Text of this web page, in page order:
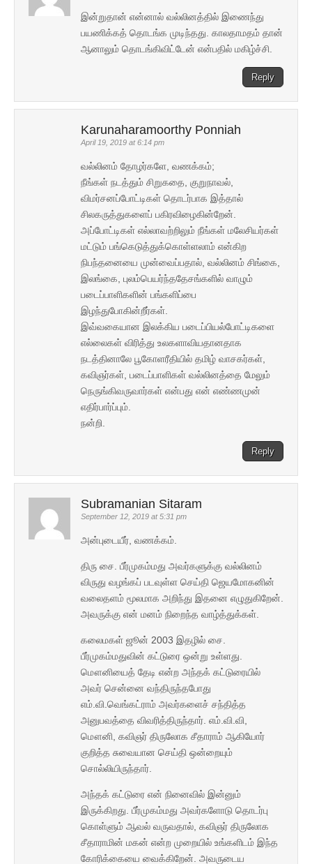
இன்றுதான் என்னால் வல்லினத்தில் இணைந்து
பயணிக்கத் தொடங்க முடிந்தது. காலதாமதம் தான்
ஆனாலும் தொடங்கிவிட்டேன் என்பதில் மகிழ்ச்சி.
Reply
Karunaharamoorthy Ponniah
April 19, 2019 at 6:14 pm
வல்லினம் தோழர்களே, வணக்கம்;
நீங்கள் நடத்தும் சிறுகதை, குறுநாவல்,
விமர்சனப்போட்டிகள் தொடர்பாக இத்தால்
சிலகருத்துகளைப் பகிரவிழைகின்றேன்.
அப்போட்டிகள் எல்லாவற்றிலும் நீங்கள் மலேசியர்கள்
மட்டும் பங்கெடுத்துக்கொள்ளலாம் என்கிற
நிபந்தனையை முன்வைப்பதால், வல்லினம் சிங்கை,
இலங்கை, புலம்பெயர்ந்ததேசங்களில் வாழும்
படைப்பாளிகளின் பங்களிப்பை
இழந்துபோகின்றீர்கள்.
இவ்வகையான இலக்கிய படைப்பியல்போட்டிகளை
எல்லைகள் விரித்து உலகளாவியதானதாக
நடத்தினாலே பூகோளரீதியில் தமிழ் வாசகர்கள்,
கவிஞர்கள், படைப்பாளிகள் வல்லினத்தை மேலும்
நெருங்கிவருவார்கள் என்பது என் எண்ணமுன்
எதிர்பார்ப்பும்.
நன்றி.
Reply
Subramanian Sitaram
September 12, 2019 at 5:31 pm
அன்புடையீர், வணக்கம்.
திரு சை. பீர்முகம்மது அவர்களுக்கு வல்லினம்
விருது வழங்கப் படவுள்ள செய்தி ஜெயமோகனின்
வலைதளம் மூலமாக அறிந்து இதனை எழுதுகிறேன்.
அவருக்கு என் மனம் நிறைந்த வாழ்த்துக்கள்.
கலைமகள் ஜூன் 2003 இதழில் சை.
பீர்முகம்மதுவின் கட்டுரை ஒன்று உள்ளது.
மௌனியைத் தேடி என்ற அந்தக் கட்டுரையில்
அவர் சென்னை வந்திருந்தபோது
எம்.வி.வெங்கட்ராம் அவர்களைச் சந்தித்த
அனுபவத்தை விவரித்திருந்தார். எம்.வி.வி,
மௌனி, கவிஞர் திருலோக சீதாராம் ஆகியோர்
குறித்த சுவையான செய்தி ஒன்றையும்
சொல்லியிருந்தார்.
அந்தக் கட்டுரை என் நினைவில் இன்னும்
இருக்கிறது. பீர்முகம்மது அவர்களோடு தொடர்பு
கொள்ளும் ஆவல் வருவதால், கவிஞர் திருலோக
சீதாராமின் மகன் என்ற முறையில் உங்களிடம் இந்த
கோரிக்கையை வைக்கிறேன். அவருடைய